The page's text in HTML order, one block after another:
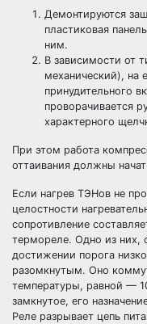
Демонтируются
пластиковая
ним.
В зависимости от
механический), на
принудительного
проворачивается
характерного
При этом работа
оттаивания должны
Если нагрев ТЭНов не
целостности
сопротивление
термореле. Одно из них,
достижении порога
разомкнутым. Оно
температуры, равной —
замкнутое, его
Реле разрывает цепь